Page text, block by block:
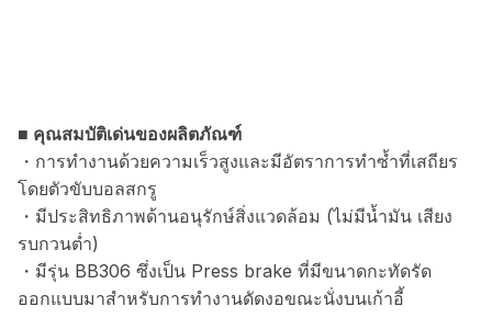
■ คุณสมบัติเด่นของผลิตภัณฑ์
・การทำงานด้วยความเร็วสูงและมีอัตราการทำซ้ำที่เสถียร
โดยตัวขับบอลสกรู
・มีประสิทธิภาพด้านอนุรักษ์สิ่งแวดล้อม (ไม่มีน้ำมัน เสียง
รบกวนต่ำ)
・มีรุ่น BB306 ซึ่งเป็น Press brake ที่มีขนาดกะทัดรัด
ออกแบบมาสำหรับการทำงานดัดงอขณะนั่งบนเก้าอี้